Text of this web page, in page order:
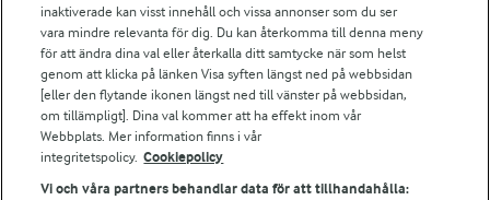
Arla webbshop
Bildbank
Följ oss
inaktiverade kan visst innehåll och vissa annonser som du ser
vara mindre relevanta för dig. Du kan återkomma till denna meny
för att ändra dina val eller återkalla ditt samtycke när som helst
genom att klicka på länken Visa syften längst ned på webbsidan
[eller den flytande ikonen längst ned till vänster på webbsidan,
om tillämpligt]. Dina val kommer att ha effekt inom vår
Webbplats. Mer information finns i vår
integritetspolicy. Cookiepolicy
Vi och våra partners behandlar data för att tillhandahålla: